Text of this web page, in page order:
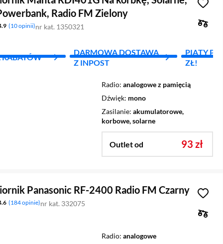
Radio FM Zielony
10 opinii nr kat. 1350321
RABATÓW
DARMOWA DOSTAWA
Z INPOST
PIĄTY
ZŁ!
Radio analogowe z pamięcią
Dźwięk mono
Zasilanie akumulatorowe,
korbowe, solarne
Outlet od 93 zł
Panasonic RF-2400 Radio FM Czarny
184 opinie nr kat. 332075
Radio analogowe